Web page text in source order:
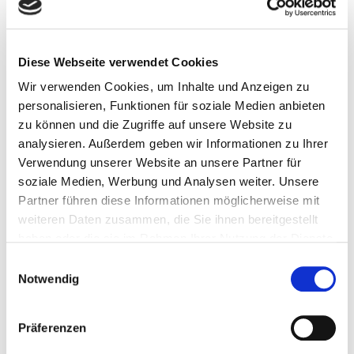
Diese Webseite verwendet Cookies
Wir verwenden Cookies, um Inhalte und Anzeigen zu
personalisieren, Funktionen für soziale Medien anbieten
zu können und die Zugriffe auf unsere Website zu
analysieren. Außerdem geben wir Informationen zu Ihrer
Verwendung unserer Website an unsere Partner für
soziale Medien, Werbung und Analysen weiter. Unsere
Partner führen diese Informationen möglicherweise mit
weiteren Daten zusammen, die Sie ihnen bereitgestellt
Notwendig
Präferenzen
Sprich mit dem inneren Kritiker
Selbstbeobachtung & Selbstreflexion
Selbstmitgefühl & Selbstliebe
Selbstakzeptanz bedeutet nicht, Fehler zu ignorieren,